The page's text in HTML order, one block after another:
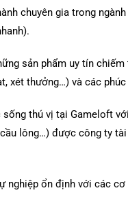
chuyên gia trong
sản phẩm uy tín
xét thưởng…) và các
thú vị tại Gameloft
lông…) được công ty
nghiệp ổn định với các